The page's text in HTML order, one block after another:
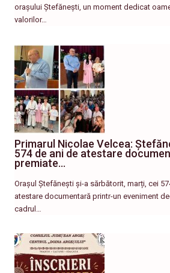
orașului Ștefănești, un moment dedicat
valorilor…
Primarul Nicolae Velcea:
574 de ani de atestare
premiate…
Orașul Ștefănești și-a sărbătorit, marți, cei
atestare documentară printr-un eveniment
cadrul…